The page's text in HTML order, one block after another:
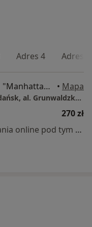
Adres 4 Adres 5
Grunwaldzka 82, Gdańskie CH "Manhattan", Gdańsk • Mapa
Centrum Medyczne POLMED – Gdańsk, al. Grunwaldzka 82
270 zł
Specjalista nie oferuje umawiania online pod tym adresem.